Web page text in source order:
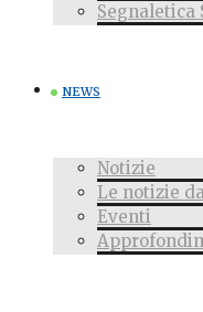
Segnaletica
NEWS
Notizie
Le notizie
Eventi